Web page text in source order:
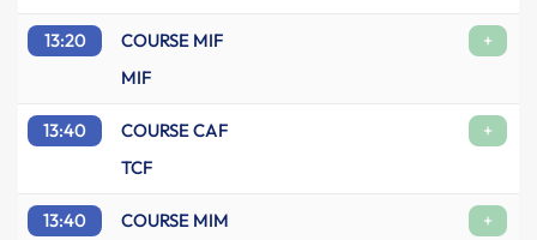
13:20 COURSE MIF
+
MIF
13:40 COURSE CAF
+
TCF
13:40 COURSE MIM
+